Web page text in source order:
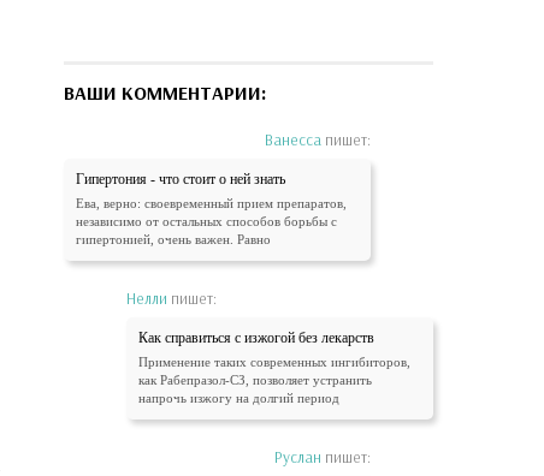
ВАШИ КОММЕНТАРИИ:
Ванесса пишет:
Гипертония - что стоит о ней знать
Ева, верно: своевременный прием препаратов,
независимо от остальных способов борьбы с
гипертонией, очень важен. Равно
Нелли пишет:
Как справиться с изжогой без лекарств
Применение таких современных ингибиторов,
как Рабепразол-СЗ, позволяет устранить
напрочь изжогу на долгий период
Руслан пишет: